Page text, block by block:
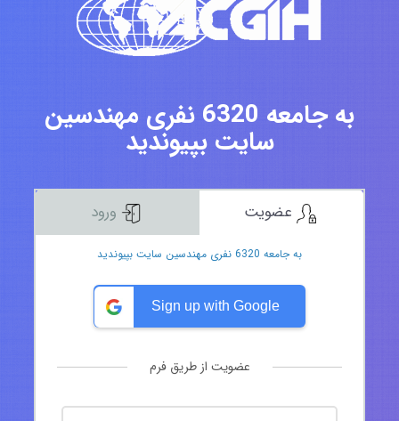
به جامعه 6320 نفری مهندسین
سایت بپیوندید
به جامعه 6320 نفری مهندسین سایت بپیوندید
Sign up with Google
عضویت از طریق فرم